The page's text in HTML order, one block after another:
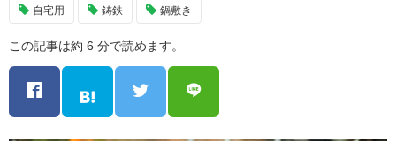
自宅用 鋳鉄 鍋敷き
この記事は約 6 分で読めます。